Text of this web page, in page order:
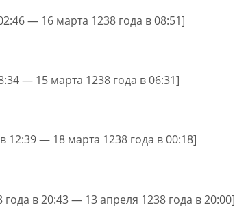
— 16 марта 1238 года в 08:51]
— 15 марта 1238 года в 06:31]
12:39 — 18 марта 1238 года в 00:18]
в 20:43 — 13 апреля 1238 года в 20:00]